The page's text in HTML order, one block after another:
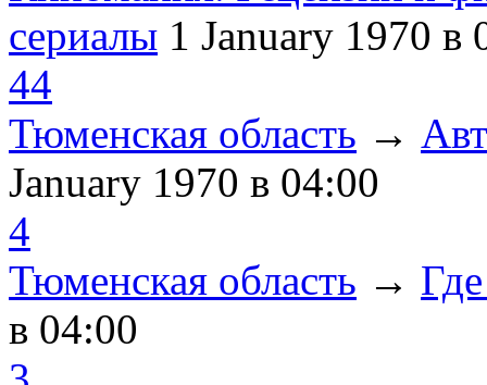
сериалы 1 January 1970 в
44
Тюменская область →
January 1970 в 04:00
4
Тюменская область →
в 04:00